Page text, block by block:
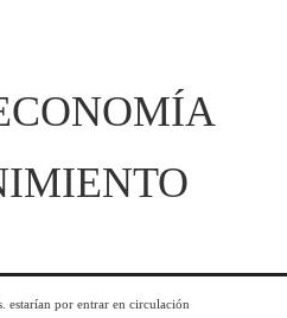
estarían por entrar en circulación